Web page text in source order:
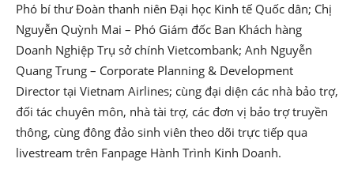
Phó bí thư Đoàn thanh niên Đại học Kinh tế Quốc dân; Chị
Nguyễn Quỳnh Mai – Phó Giám đốc Ban Khách hàng
Doanh Nghiệp Trụ sở chính Vietcombank; Anh Nguyễn
Quang Trung – Corporate Planning & Development
Director tại Vietnam Airlines; cùng đại diện các nhà bảo trợ,
đối tác chuyên môn, nhà tài trợ, các đơn vị bảo trợ truyền
thông, cùng đông đảo sinh viên theo dõi trực tiếp qua
livestream trên Fanpage Hành Trình Kinh Doanh.